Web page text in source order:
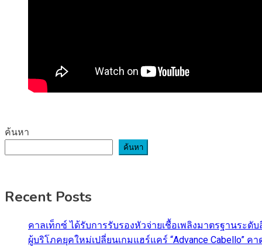
ค้นหา
ค้นหา
Recent Posts
คาลเท็กซ์ ได้รับการรับรองหัวจ่ายเชื้อเพลิงมาตรฐานร
ผู้บริโภคยุคใหม่เปลี่ยนเกมแฮร์แคร์ “Advance